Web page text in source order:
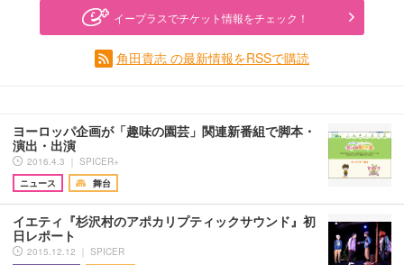
イープラスでチケット情報をチェック！
角田貴志 の最新情報をRSSで購読
ヨーロッパ企画が「趣味の園芸」関連新番組で脚本・
演出・出演
2016.4.3 ｜ SPICER+
ニュース
舞台
イエティ『杉沢村のアポカリプティックサウンド』初
日レポート
2015.12.12 ｜ SPICER